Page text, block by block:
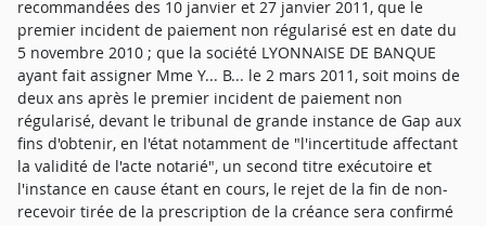
recommandées des 10 janvier et 27 janvier 2011, que le
premier incident de paiement non régularisé est en date du
5 novembre 2010 ; que la société LYONNAISE DE BANQUE
ayant fait assigner Mme Y... B... le 2 mars 2011, soit moins de
deux ans après le premier incident de paiement non
régularisé, devant le tribunal de grande instance de Gap aux
fins d'obtenir, en l'état notamment de "l'incertitude affectant
la validité de l'acte notarié", un second titre exécutoire et
l'instance en cause étant en cours, le rejet de la fin de non-
recevoir tirée de la prescription de la créance sera confirmé